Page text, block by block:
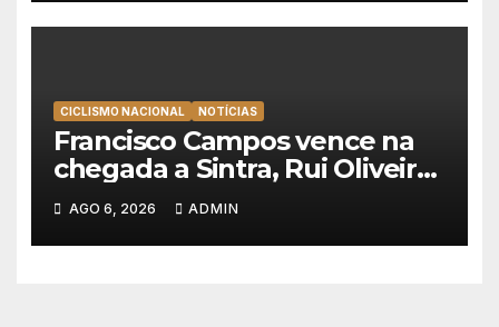
CICLISMO NACIONAL NOTÍCIAS
Francisco Campos vence na
chegada a Sintra, Rui Oliveira
veste de amarelo na Volta a
Portugal
AGO 6, 2026 ADMIN